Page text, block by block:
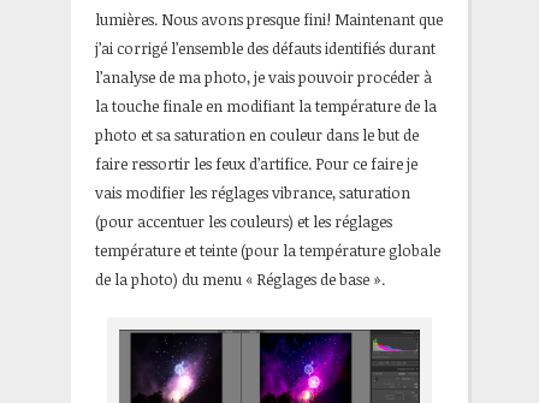
lumières. Nous avons presque fini! Maintenant que
j’ai corrigé l’ensemble des défauts identifiés durant
l’analyse de ma photo, je vais pouvoir procéder à
la touche finale en modifiant la température de la
photo et sa saturation en couleur dans le but de
faire ressortir les feux d’artifice. Pour ce faire je
vais modifier les réglages vibrance, saturation
(pour accentuer les couleurs) et les réglages
température et teinte (pour la température globale
de la photo) du menu « Réglages de base ».